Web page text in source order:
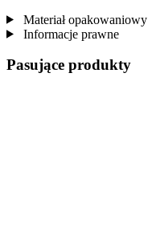
Materiał opakowaniowy
Informacje prawne
Pasujące produkty